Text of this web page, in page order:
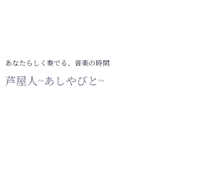
あなたらしく奏でる、音楽の時間
芦屋人~あしやびと~